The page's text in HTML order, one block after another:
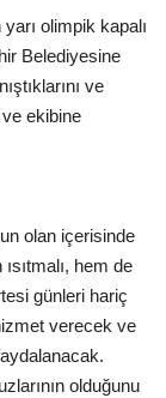
olimpik kapalı
Belediyesine
ve
ekibine
olan içerisinde
hem de
günleri hariç
verecek ve
olduğunu